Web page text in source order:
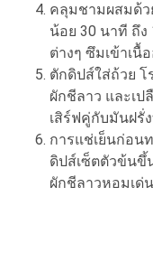
คลุมชามผสมด้ว
น้อย 30 นาที ถึ
ต่างๆ ซึมเข้าเนื้
ตักดิปส์ใส่ถ้วย โ
ผักชีลาว และเ
เสิร์ฟคู่กับมันฝรั่
การแช่เย็นก่อน
ดิปส์เซ็ตตัวข้นขึ้
ผักชีลาวหอมเด่